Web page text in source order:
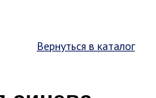
Вернуться в каталог